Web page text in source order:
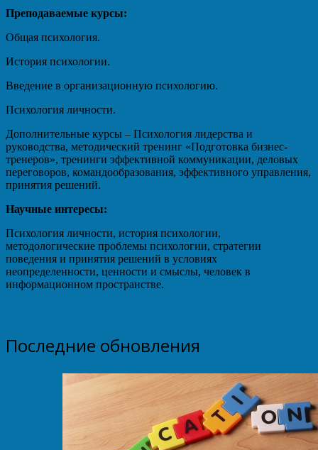
Преподаваемые курсы:
Общая психология.
История психологии.
Введение в организационную психологию.
Психология личности.
Дополнительные курсы – Психология лидерства и
руководства, методический тренинг «Подготовка бизнес-
тренеров», тренинги эффективной коммуникации, деловых
переговоров, командообразования, эффективного управления,
принятия решений.
Научные интересы:
Психология личности, история психологии,
методологические проблемы психологии, стратегии
поведения и принятия решений в условиях
неопределенности, ценности и смыслы, человек в
информационном пространстве.
Последние обновления